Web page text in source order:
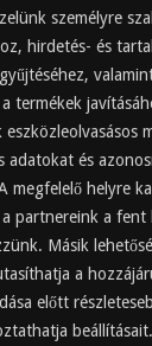
személyre
hirdetés- és
termékek
adatokat és
megfelelő helyre
partnereink a fent
Másik
a
előtt
jó? 21
hatása
mond a
2025.10.15.